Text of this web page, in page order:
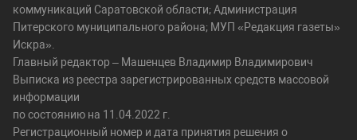
коммуникаций Саратовской области; Администрация
Питерского муниципального района; МУП «Редакция газеты»
Искра».
Главный редактор – Машенцев Владимир Владимирович
Выписка из реестра зарегистрированных средств массовой
информации
по состоянию на 11.04.2022 г.
Регистрационный номер и дата принятия решения о